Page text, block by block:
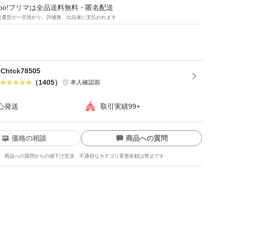
フリマは全品送料無料・匿名配送
運営が一旦預かり、評価後、出品者に支払われます
Chtck78505
（1405） 本人確認前
発送 取引実績99+
価格の相談 商品への質問
商品への質問からの値下げ交渉、不適切なカテゴリ変更依頼は禁止です